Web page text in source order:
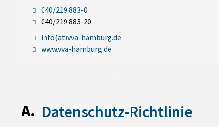
040/219 883-0
040/219 883-20
info(at)vva-hamburg.de
www.vva-hamburg.de
Datenschutz-Richtlinie